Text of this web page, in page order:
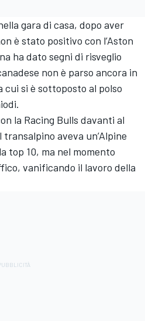
gara di casa, dopo aver
è stato positivo con l’Aston
ha dato segni di risveglio
non è parso ancora in
cui si è sottoposto al polso
la Racing Bulls davanti al
aveva un’Alpine
top 10, ma nel momento
vanificando il lavoro della